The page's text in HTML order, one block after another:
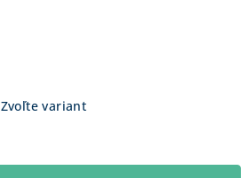
Zvoľte variant